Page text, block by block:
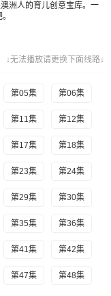
洲人的育儿创意宝库。一
↓无法播放请更换下面线路↓
第05集 第06集
第11集 第12集
第17集 第18集
第23集 第24集
第29集 第30集
第35集 第36集
第41集 第42集
第47集 第48集